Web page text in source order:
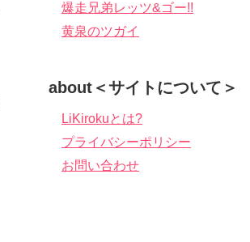
爆走兄弟レッツ&ゴー!!
黄泉のツガイ
about＜サイトについて＞
LiKirokuとは?
プライバシーポリシー
お問い合わせ